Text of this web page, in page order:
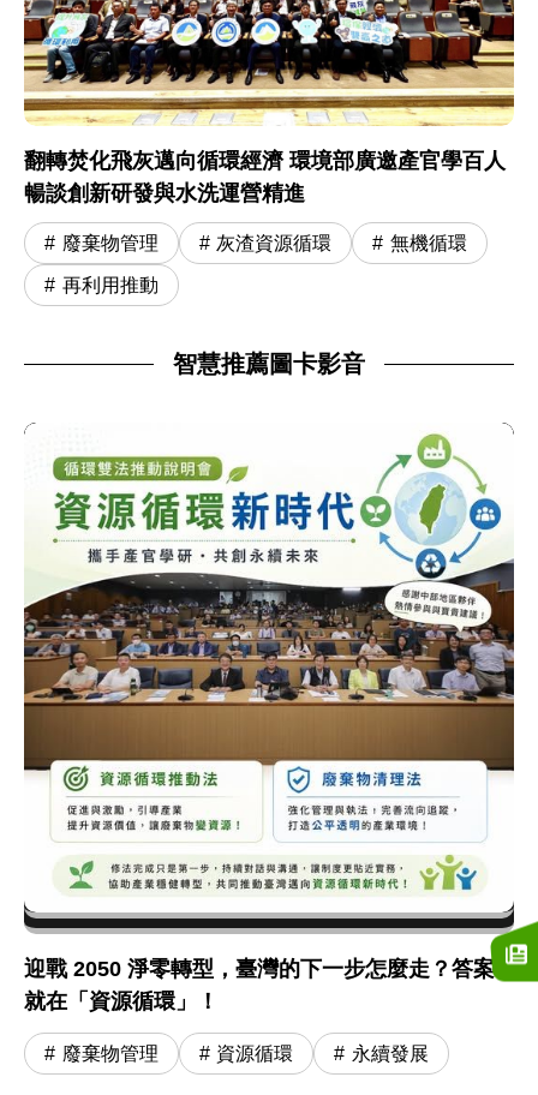
翻轉焚化飛灰邁向循環經濟 環境部廣邀產官學百人
暢談創新研發與水洗運營精進
廢棄物管理 灰渣資源循環 無機循環
再利用推動
智慧推薦圖卡影音
迎戰 2050 淨零轉型，臺灣的下一步怎麼走？答案
就在「資源循環」！
廢棄物管理 資源循環 永續發展